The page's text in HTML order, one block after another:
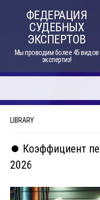
ФЕДЕРАЦИЯ
СУДЕБНЫХ
ЭКСПЕРТОВ
Мы проводим более 45 видов
экспертиз!
LIBRARY
⏺️ Коэффициент
2026